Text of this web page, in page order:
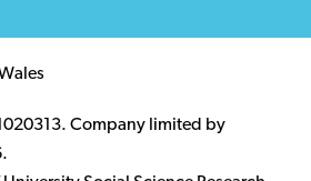
Company limited by